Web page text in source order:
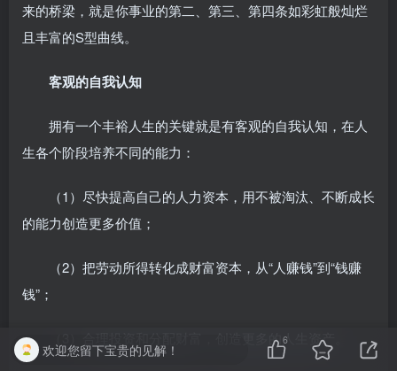
来的桥梁，就是你事业的第二、第三、第四条如彩虹般灿烂
且丰富的S型曲线。
客观的自我认知
拥有一个丰裕人生的关键就是有客观的自我认知，在人
生各个阶段培养不同的能力：
（1）尽快提高自己的人力资本，用不被淘汰、不断成长
的能力创造更多价值；
（2）把劳动所得转化成财富资本，从“人赚钱”到“钱赚
钱”；
（3）合理投资和分配财富，创造更多的人生资产。
欢迎您留下宝贵的见解！
6